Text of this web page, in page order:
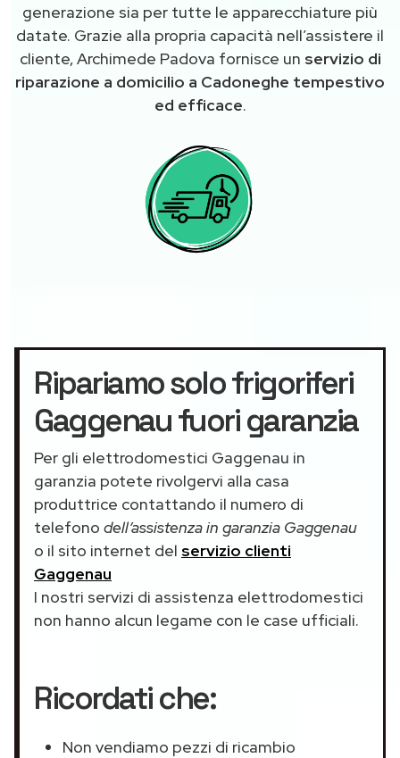
generazione sia per tutte le apparecchiature più
datate. Grazie alla propria capacità nell’assistere il
cliente, Archimede Padova fornisce un servizio di
riparazione a domicilio a Cadoneghe tempestivo
ed efficace.
Ripariamo solo frigoriferi
Gaggenau fuori garanzia
Per gli elettrodomestici Gaggenau in
garanzia potete rivolgervi alla casa
produttrice contattando il numero di
telefono dell’assistenza in garanzia Gaggenau
o il sito internet del servizio clienti
Gaggenau
I nostri servizi di assistenza elettrodomestici
non hanno alcun legame con le case ufficiali.
Ricordati che:
Non vendiamo pezzi di ricambio